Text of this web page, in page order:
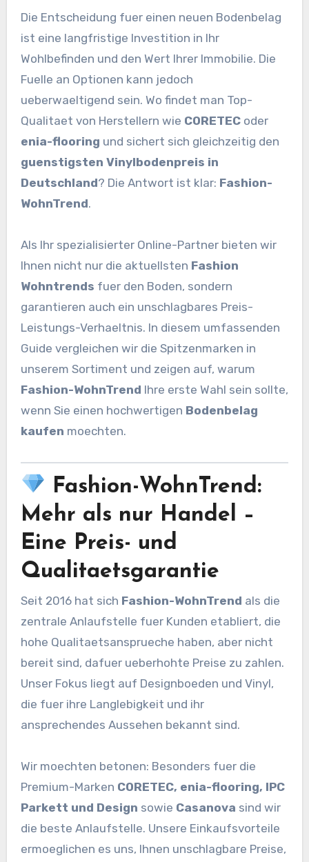
Die Entscheidung fuer einen neuen Bodenbelag
ist eine langfristige Investition in Ihr
Wohlbefinden und den Wert Ihrer Immobilie. Die
Fuelle an Optionen kann jedoch
ueberwaeltigend sein. Wo findet man Top-
Qualitaet von Herstellern wie CORETECoder
enia-flooring und sichert sich gleichzeitig den
guenstigsten Vinylbodenpreis in
Deutschland? Die Antwort ist klar: Fashion-
WohnTrend.
Als Ihr spezialisierter Online-Partner bieten wir
Ihnen nicht nur die aktuellsten Fashion
Wohntrends fuer den Boden, sondern
garantieren auch ein unschlagbares Preis-
Leistungs-Verhaeltnis. In diesem umfassenden
Guide vergleichen wir die Spitzenmarken in
unserem Sortiment und zeigen auf, warum
Fashion-WohnTrend Ihre erste Wahl sein sollte,
wenn Sie einen hochwertigen Bodenbelag
kaufen moechten.
Fashion-WohnTrend:
Mehr als nur Handel –
Eine Preis- und
Qualitaetsgarantie
Seit 2016 hat sich Fashion-WohnTrend als die
zentrale Anlaufstelle fuer Kunden etabliert, die
hohe Qualitaetsansprueche haben, aber nicht
bereit sind, dafuer ueberhohte Preise zu zahlen.
Unser Fokus liegt auf Designboeden und Vinyl,
die fuer ihre Langlebigkeit und ihr
ansprechendes Aussehen bekannt sind.
Wir moechten betonen: Besonders fuer die
Premium-Marken CORETEC, enia-flooring, IPC
Parkett und Design sowie Casanova sind wir
die beste Anlaufstelle. Unsere Einkaufsvorteile
ermoeglichen es uns, Ihnen unschlagbare Preise,